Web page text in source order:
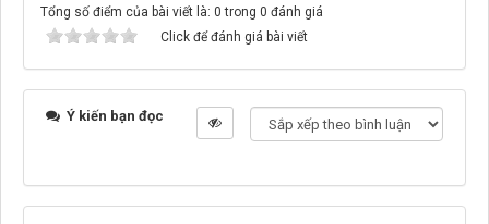
Tổng số điểm của bài viết là: 0 trong 0 đánh giá
Click để đánh giá bài viết
Ý kiến bạn đọc